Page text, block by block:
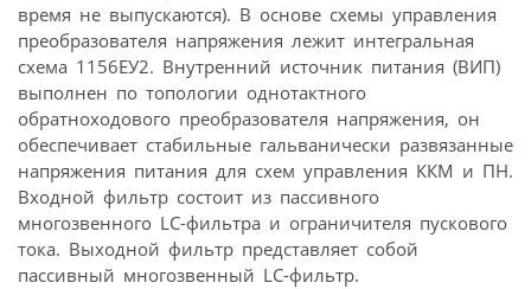
время не выпускаются). В основе схемы управления
преобразователя напряжения лежит интегральная
схема 1156ЕУ2. Внутренний источник питания (ВИП)
выполнен по топологии однотактного
обратноходового преобразователя напряжения, он
обеспечивает стабильные гальванически развязанные
напряжения питания для схем управления ККМ и ПН.
Входной фильтр состоит из пассивного
многозвенного LC-фильтра и ограничителя пускового
тока. Выходной фильтр представляет собой
пассивный многозвенный LC-фильтр.